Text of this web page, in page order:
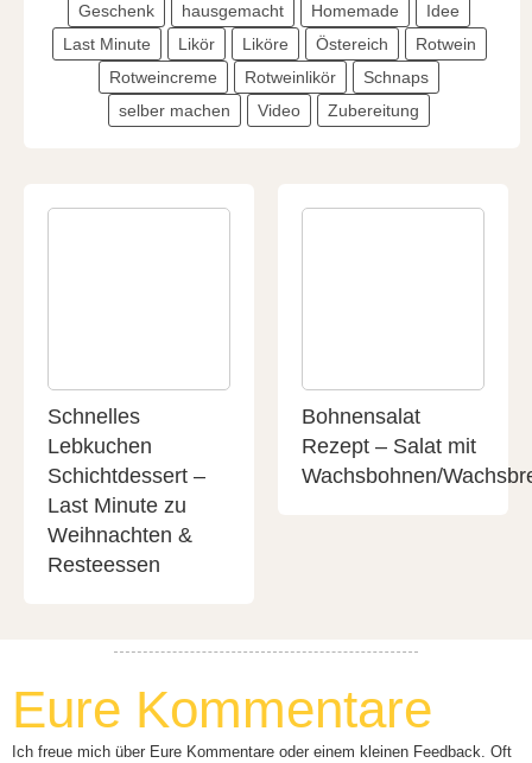
Geschenk hausgemacht Homemade
Idee
Last Minute
Likör Liköre Östereich
Rotwein
Rotweincreme
Rotweinlikör
Schnaps
selber machen
Video Zubereitung
Schnelles
Lebkuchen
Schichtdessert –
Last Minute zu
Weihnachten &
Resteessen
Bohnensalat
Rezept – Salat mit
Wachsbohnen/
Eure Kommentare
Ich freue mich über Eure Kommentare oder einem kleinen Feedback. Oft